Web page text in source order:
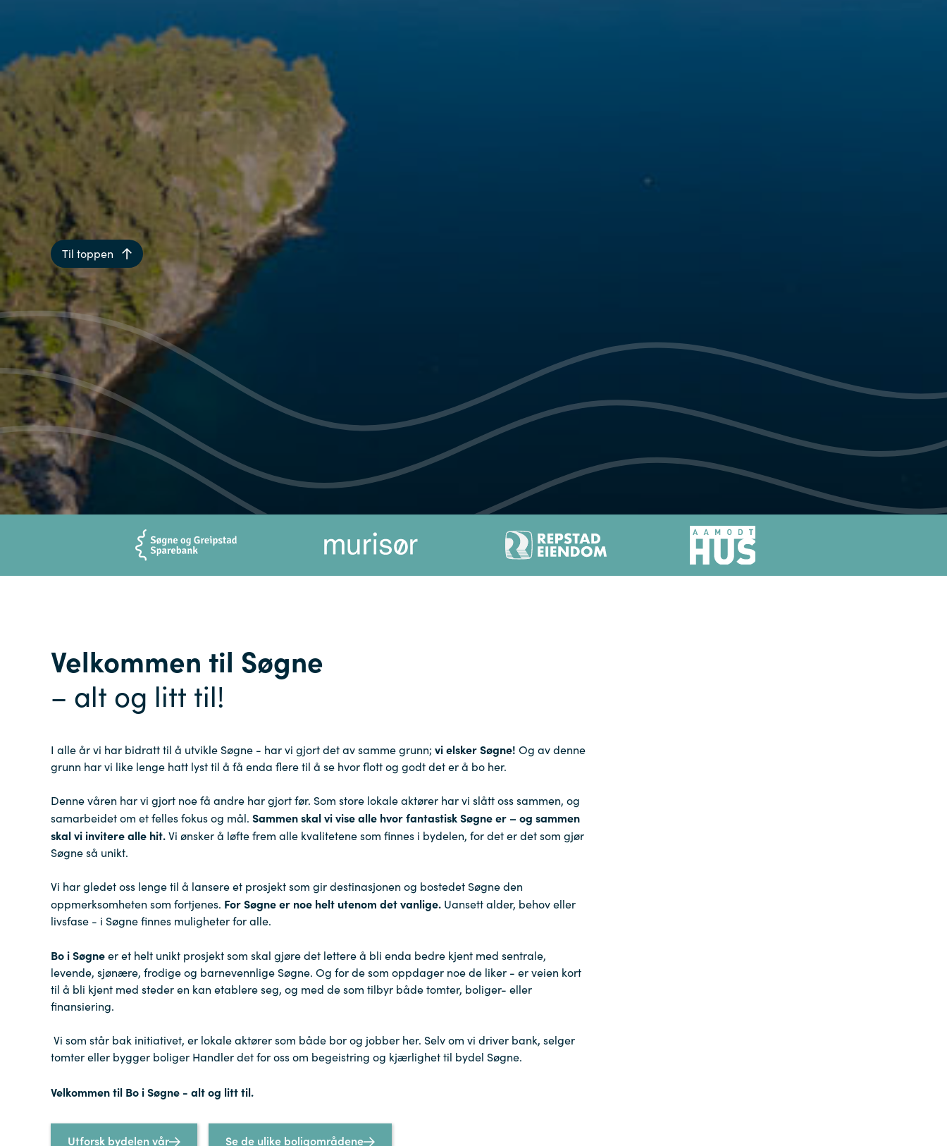
Til toppen
Velkommen til Søgne
– alt og litt til!
I alle år vi har bidratt til å utvikle Søgne - har vi gjort det av samme grunn; vi elsker Søgne! Og av denne
grunn har vi like lenge hatt lyst til å få enda flere til å se hvor flott og godt det er å bo her.
Denne våren har vi gjort noe få andre har gjort før. Som store lokale aktører har vi slått oss sammen, og
samarbeidet om et felles fokus og mål. Sammen skal vi vise alle hvor fantastisk Søgne er – og sammen
skal vi invitere alle hit.Vi ønsker å løfte frem alle kvalitetene som finnes i bydelen, for det er det som gjør
Søgne så unikt.
Vi har gledet oss lenge til å lansere et prosjekt som gir destinasjonen og bostedet Søgne den
oppmerksomheten som fortjenes. For Søgne er noe helt utenom det vanlige. Uansett alder, behov eller
livsfase - i Søgne finnes muligheter for alle.
Bo i Søgneer et helt unikt prosjekt som skal gjøre det lettere å bli enda bedre kjent med sentrale,
levende, sjønære, frodige og barnevennlige Søgne. Og for de som oppdager noe de liker - er veien kort
til å bli kjent med steder en kan etablere seg, og med de som tilbyr både tomter, boliger- eller
finansiering.
Vi som står bak initiativet, er lokale aktører som både bor og jobber her. Selv om vi driver bank, selger
tomter eller bygger boliger Handler det for oss om begeistring og kjærlighet til bydel Søgne.
Velkommen til Bo i Søgne - alt og litt til.
Utforsk bydelen vår Se de ulike boligområdene